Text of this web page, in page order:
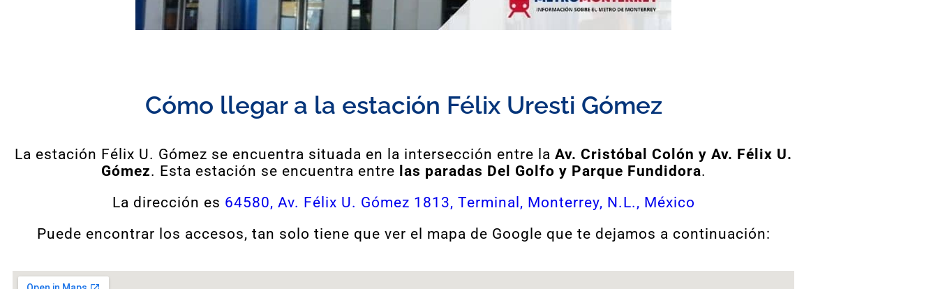
Cómo llegar a la estación Félix Uresti Gómez
La estación Félix U. Gómez se encuentra situada en la intersección entre la Av. Cristóbal Colón y Av. Félix U.
Gómez. Esta estación se encuentra entre las paradas Del Golfo y Parque Fundidora.
La dirección es 64580, Av. Félix U. Gómez 1813, Terminal, Monterrey, N.L., México
Puede encontrar los accesos, tan solo tiene que ver el mapa de Google que te dejamos a continuación: